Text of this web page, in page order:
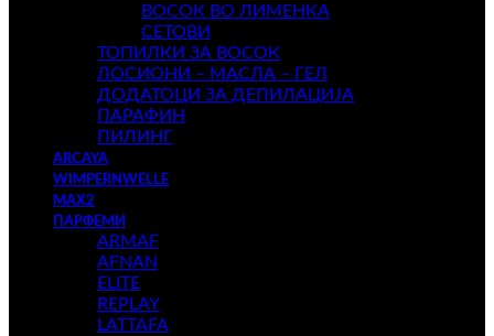
ВОСОК ВО ЛИМЕНКА
СЕТОВИ
ТОПИЛКИ ЗА ВОСОК
ЛОСИОНИ – МАСЛА – ГЕЛ
ДОДАТОЦИ ЗА ДЕПИЛАЦИЈА
ПАРАФИН
ПИЛИНГ
ARCAYA
WIMPERNWELLE
MAX2
ПАРФЕМИ
ARMAF
AFNAN
ELITE
REPLAY
LATTAFA